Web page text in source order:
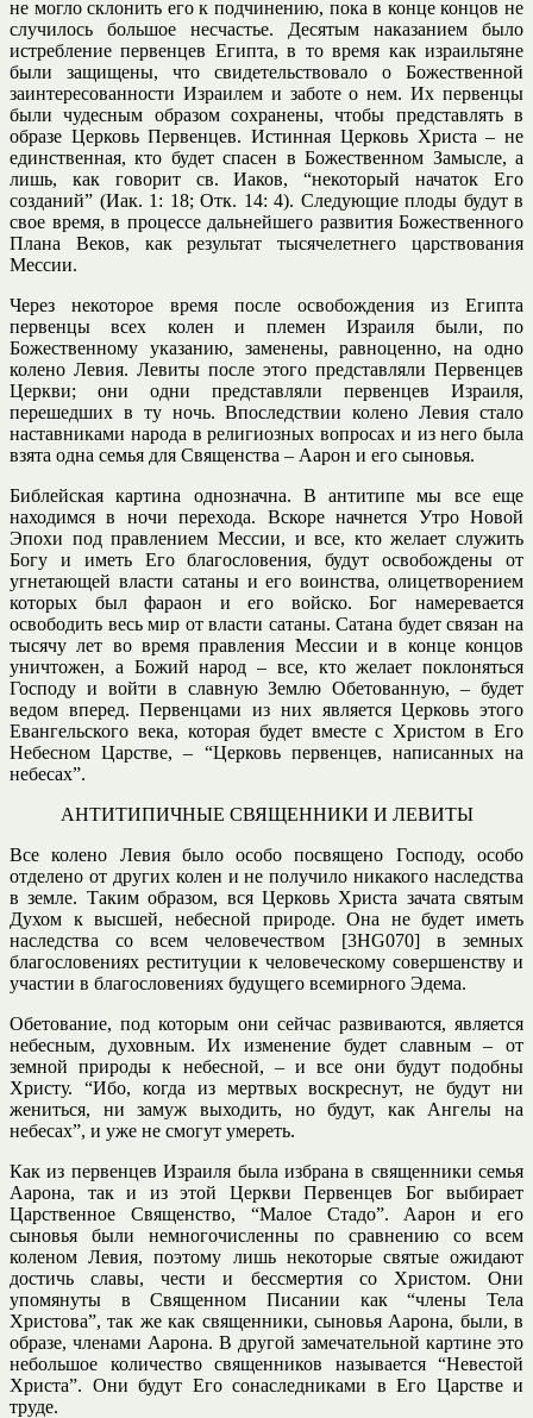
не могло склонить его к подчинению, пока в конце концов не
случилось большое несчастье. Десятым наказанием было
истребление первенцев Египта, в то время как израильтяне
были защищены, что свидетельствовало о Божественной
заинтересованности Израилем и заботе о нем. Их первенцы
были чудесным образом сохранены, чтобы представлять в
образе Церковь Первенцев. Истинная Церковь Христа – не
единственная, кто будет спасен в Божественном Замысле, а
лишь, как говорит св. Иаков, “некоторый начаток Его
созданий” (Иак. 1: 18; Отк. 14: 4). Следующие плоды будут в
свое время, в процессе дальнейшего развития Божественного
Плана Веков, как результат тысячелетнего царствования
Мессии.
Через некоторое время после освобождения из Египта
первенцы всех колен и племен Израиля были, по
Божественному указанию, заменены, равноценно, на одно
колено Левия. Левиты после этого представляли Первенцев
Церкви; они одни представляли первенцев Израиля,
перешедших в ту ночь. Впоследствии колено Левия стало
наставниками народа в религиозных вопросах и из него была
взята одна семья для Священства – Аарон и его сыновья.
Библейская картина однозначна. В антитипе мы все еще
находимся в ночи перехода. Вскоре начнется Утро Новой
Эпохи под правлением Мессии, и все, кто желает служить
Богу и иметь Его благословения, будут освобождены от
угнетающей власти сатаны и его воинства, олицетворением
которых был фараон и его войско. Бог намеревается
освободить весь мир от власти сатаны. Сатана будет связан на
тысячу лет во время правления Мессии и в конце концов
уничтожен, а Божий народ – все, кто желает поклоняться
Господу и войти в славную Землю Обетованную, – будет
ведом вперед. Первенцами из них является Церковь этого
Евангельского века, которая будет вместе с Христом в Его
Небесном Царстве, – “Церковь первенцев, написанных на
небесах”.
АНТИТИПИЧНЫЕ СВЯЩЕННИКИ И ЛЕВИТЫ
Все колено Левия было особо посвящено Господу, особо
отделено от других колен и не получило никакого наследства
в земле. Таким образом, вся Церковь Христа зачата святым
Духом к высшей, небесной природе. Она не будет иметь
наследства со всем человечеством [3HG070] в земных
благословениях реституции к человеческому совершенству и
участии в благословениях будущего всемирного Эдема.
Обетование, под которым они сейчас развиваются, является
небесным, духовным. Их изменение будет славным – от
земной природы к небесной, – и все они будут подобны
Христу. “Ибо, когда из мертвых воскреснут, не будут ни
жениться, ни замуж выходить, но будут, как Ангелы на
небесах”, и уже не смогут умереть.
Как из первенцев Израиля была избрана в священники семья
Аарона, так и из этой Церкви Первенцев Бог выбирает
Царственное Священство, “Малое Стадо”. Аарон и его
сыновья были немногочисленны по сравнению со всем
коленом Левия, поэтому лишь некоторые святые ожидают
достичь славы, чести и бессмертия со Христом. Они
упомянуты в Священном Писании как “члены Тела
Христова”, так же как священники, сыновья Аарона, были, в
образе, членами Аарона. В другой замечательной картине это
небольшое количество священников называется “Невестой
Христа”. Они будут Его сонаследниками в Его Царстве и
труде.